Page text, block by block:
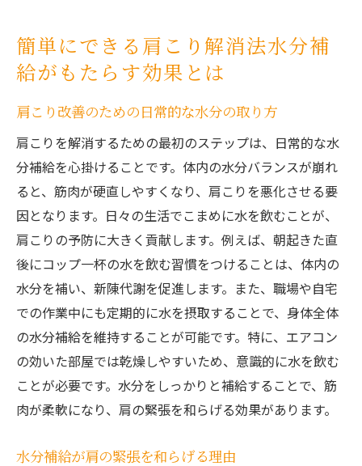
簡単にできる肩こり解消法水分補
給がもたらす効果とは
肩こり改善のための日常的な水分の取り方
肩こりを解消するための最初のステップは、日常的な水
分補給を心掛けることです。体内の水分バランスが崩れ
ると、筋肉が硬直しやすくなり、肩こりを悪化させる要
因となります。日々の生活でこまめに水を飲むことが、
肩こりの予防に大きく貢献します。例えば、朝起きた直
後にコップ一杯の水を飲む習慣をつけることは、体内の
水分を補い、新陳代謝を促進します。また、職場や自宅
での作業中にも定期的に水を摂取することで、身体全体
の水分補給を維持することが可能です。特に、エアコン
の効いた部屋では乾燥しやすいため、意識的に水を飲む
ことが必要です。水分をしっかりと補給することで、筋
肉が柔軟になり、肩の緊張を和らげる効果があります。
水分補給が肩の緊張を和らげる理由